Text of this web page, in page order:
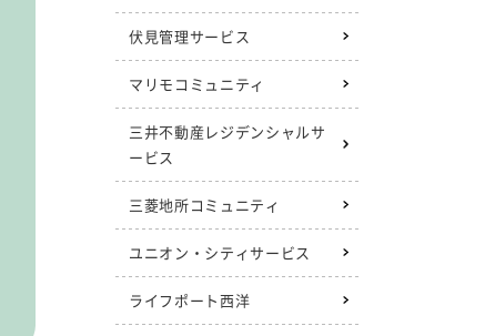
伏見管理サービス
マリモコミュニティ
三井不動産レジデンシャルサ
ービス
三菱地所コミュニティ
ユニオン・シティサービス
ライフポート西洋